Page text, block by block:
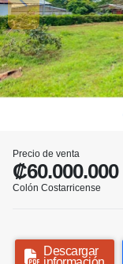
Precio de venta
₡60.000.000
Colón Costarricense
Descargar